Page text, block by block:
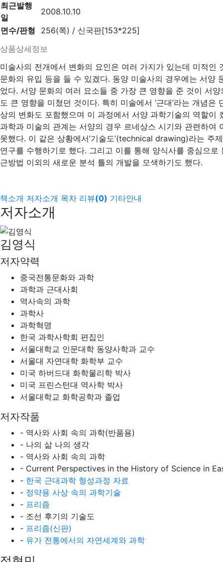
상품상세정보
최근발행
일
2008.10.10
면수/판형
256(쪽) / 신국판[153*225]
미술사의 전개에서 변화의 요인은 여러 가지가 있는데 미적인
문화의 유입 등을 들 수 있겠다. 동양 미술사의 경우에는 서양
었다. 서양 문화의 여러 요소들 중 가장 큰 영향을 준 것이 서
도 큰 영향을 미쳤던 것이다. 특히 미술에서 ‘근대’라는 개념
상의 변화도 포함했으며 이 과정에서 서양 과학기술의 역할이
과학과 미술의 관계는 서양의 경우 르네상스 시기와 관련하
못했다. 이 같은 상황에서‘기술도’(technical drawing)라는 주
연구를 수행하기로 했다. 그리고 이를 통해 양식사를 중심으
근방법 이외의 새로운 분석 틀의 개발을 모색하기도 했다.
책소개 저자소개 목차 리뷰(0) 기타안내
저자소개
김영식
저자약력
중국전통문화와 과학
과학과 근대사회
역사속의 과학
과학사
과학혁명
한국 과학사학회 편집인
서울대학교 인문대학 동양사학과 교수
서울대 자연대학 화학부 교수
미국 하버드대 화학물리학 박사
미국 프린스턴대 역사학 박사
서울대학교 화학공학과 졸업
저자작품
- 역사와 사회 속의 과학(반품용)
- 나의 삶 나의 생각
- 역사와 사회 속의 과학
- Current Perspectives in the History of Science in
- 한국 근대과학 형성과정 자료
- 정약용 사상 속의 과학기술
- 프리즘
- 조선 후기의 기술도
- 프리즘(신판)
- 유가 전통에서의 자연세계와 과학